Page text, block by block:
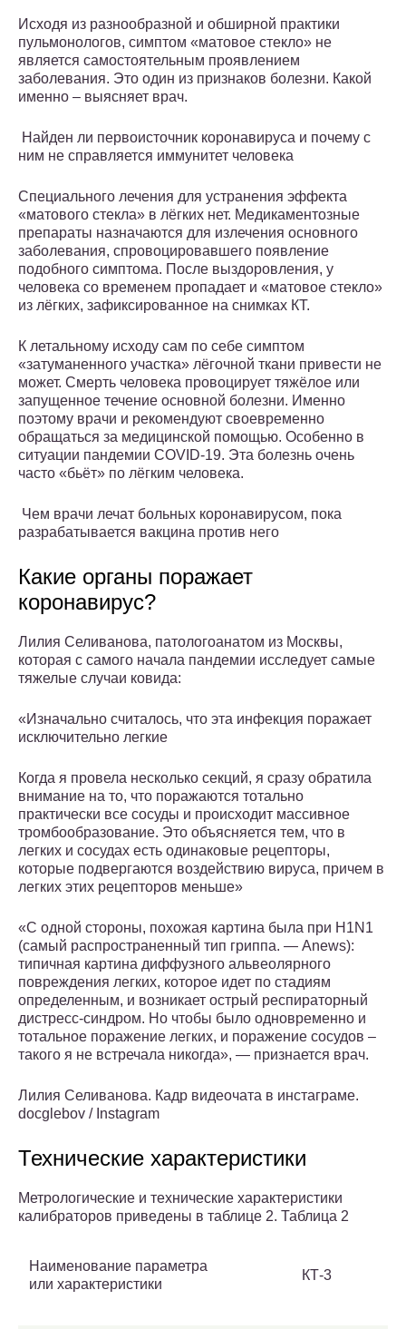
Исходя из разнообразной и обширной практики
пульмонологов, симптом «матовое стекло» не
является самостоятельным проявлением
заболевания. Это один из признаков болезни. Какой
именно – выясняет врач.
Найден ли первоисточник коронавируса и почему с
ним не справляется иммунитет человека
Специального лечения для устранения эффекта
«матового стекла» в лёгких нет. Медикаментозные
препараты назначаются для излечения основного
заболевания, спровоцировавшего появление
подобного симптома. После выздоровления, у
человека со временем пропадает и «матовое стекло»
из лёгких, зафиксированное на снимках КТ.
К летальному исходу сам по себе симптом
«затуманенного участка» лёгочной ткани привести не
может. Смерть человека провоцирует тяжёлое или
запущенное течение основной болезни. Именно
поэтому врачи и рекомендуют своевременно
обращаться за медицинской помощью. Особенно в
ситуации пандемии COVID-19. Эта болезнь очень
часто «бьёт» по лёгким человека.
Чем врачи лечат больных коронавирусом, пока
разрабатывается вакцина против него
Какие органы поражает
коронавирус?
Лилия Селиванова, патологоанатом из Москвы,
которая с самого начала пандемии исследует самые
тяжелые случаи ковида:
«Изначально считалось, что эта инфекция поражает
исключительно легкие
Когда я провела несколько секций, я сразу обратила
внимание на то, что поражаются тотально
практически все сосуды и происходит массивное
тромбообразование. Это объясняется тем, что в
легких и сосудах есть одинаковые рецепторы,
которые подвергаются воздействию вируса, причем в
легких этих рецепторов меньше»
«С одной стороны, похожая картина была при H1N1
(самый распространенный тип гриппа. — Anews):
типичная картина диффузного альвеолярного
повреждения легких, которое идет по стадиям
определенным, и возникает острый респираторный
дистресс-синдром. Но чтобы было одновременно и
тотальное поражение легких, и поражение сосудов –
такого я не встречала никогда», — признается врач.
Лилия Селиванова. Кадр видеочата в инстаграме.
docglebov / Instagram
Технические характеристики
Метрологические и технические характеристики
калибраторов приведены в таблице 2. Таблица 2
Наименование параметра
или характеристики
КТ-3